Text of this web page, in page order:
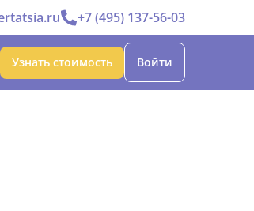
+7 (495) 137-56-03
Узнать стоимость Войти